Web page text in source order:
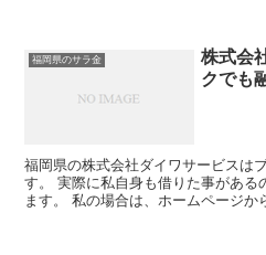
福岡県のサラ金
株式会
クでも
福岡県の株式会社ダイワサービスは
す。 実際に私自身も借りた事がある
ます。 私の場合は、ホームページか